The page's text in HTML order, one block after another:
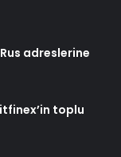
adreslerine
toplu